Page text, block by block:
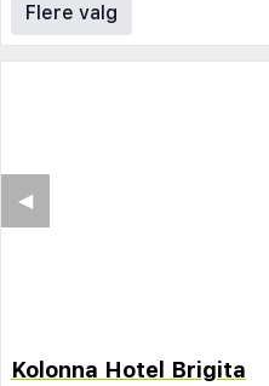
Flere valg
Kolonna Hotel Brigita